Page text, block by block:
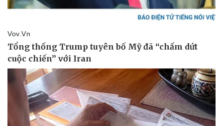
Sức khỏe
Dinh dưỡng - món ngon
Đời sống
Nhà đẹp